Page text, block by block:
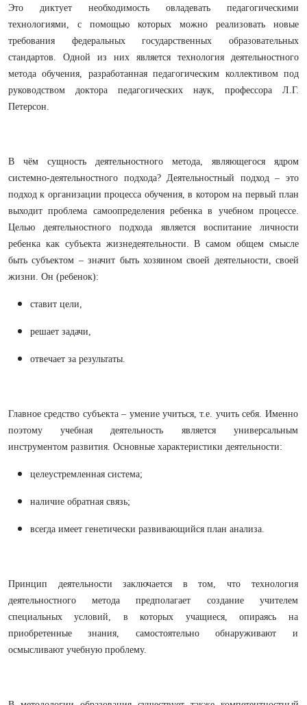
Это диктует необходимость овладевать педагогическими
технологиями, с помощью которых можно реализовать новые
требования федеральных государственных образовательных
стандартов. Одной из них является технология деятельностного
метода обучения, разработанная педагогическим коллективом под
руководством доктора педагогических наук, профессора Л.Г.
Петерсон.
В чём сущность деятельностного метода, являющегося ядром
системно-деятельностного подхода? Деятельностный подход – это
подход к организации процесса обучения, в котором на первый план
выходит проблема самоопределения ребенка в учебном процессе.
Целью деятельностного подхода является воспитание личности
ребенка как субъекта жизнедеятельности. В самом общем смысле
быть субъектом – значит быть хозяином своей деятельности, своей
жизни. Он (ребенок):
ставит цели,
решает задачи,
отвечает за результаты.
Главное средство субъекта – умение учиться, т.е. учить себя. Именно
поэтому учебная деятельность является универсальным
инструментом развития. Основные характеристики деятельности:
целеустремленная система;
наличие обратная связь;
всегда имеет генетически развивающийся план анализа.
Принцип деятельности заключается в том, что технология
деятельностного метода предполагает создание учителем
специальных условий, в которых учащиеся, опираясь на
приобретенные знания, самостоятельно обнаруживают и
осмысливают учебную проблему.